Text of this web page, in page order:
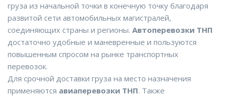
груза из начальной точки в конечную точку благодаря
развитой сети автомобильных магистралей,
соединяющих страны и регионы. Автоперевозки ТНП
достаточно удобные и маневренные и пользуются
повышенным спросом на рынке транспортных
перевозок.
Для срочной доставки груза на место назначения
применяются авиаперевозки ТНП. Также